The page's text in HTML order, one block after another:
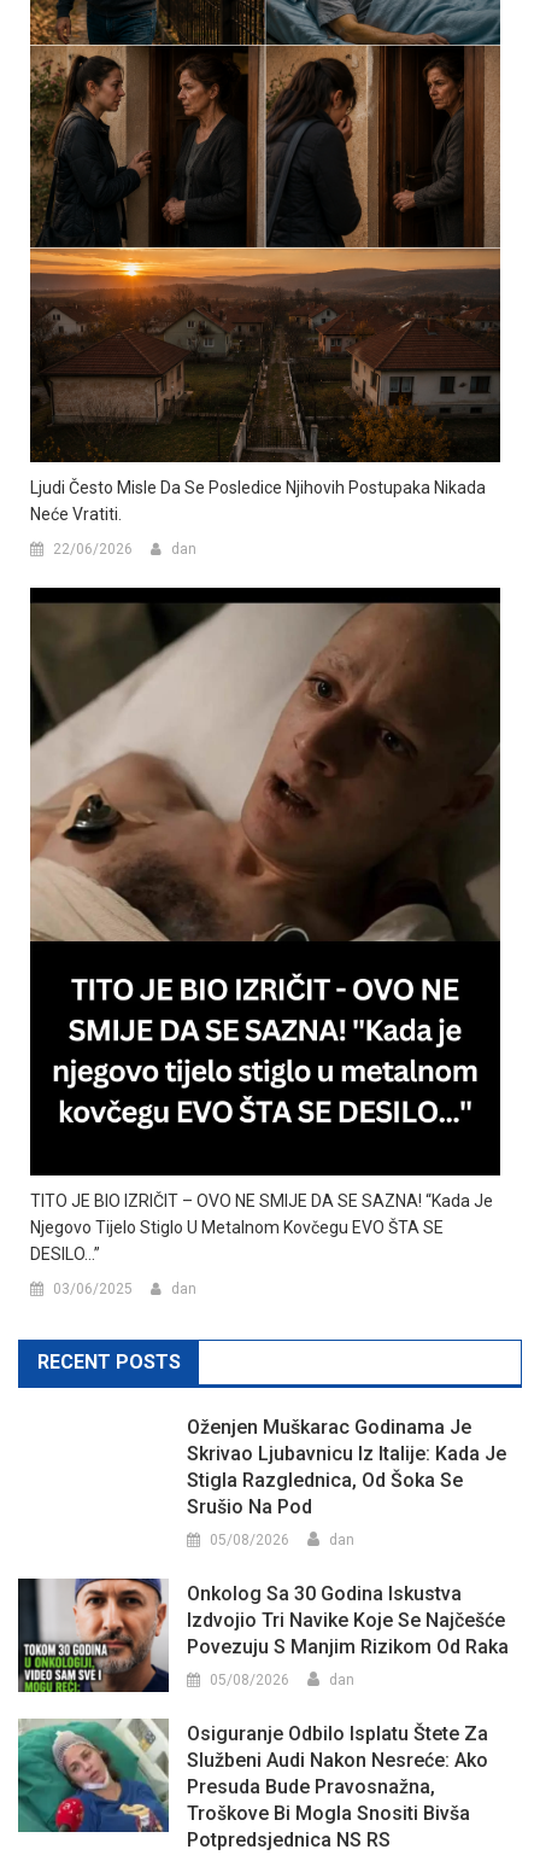
Ljudi Često Misle Da Se Posledice Njihovih Postupaka Nikada
Neće Vratiti.
22/06/2026 dan
TITO JE BIO IZRIČIT – OVO NE SMIJE DA SE SAZNA! “Kada Je
Njegovo Tijelo Stiglo U Metalnom Kovčegu EVO ŠTA SE
DESILO…”
03/06/2025 dan
RECENT POSTS
Oženjen Muškarac Godinama Je
Skrivao Ljubavnicu Iz Italije: Kada Je
Stigla Razglednica, Od Šoka Se
Srušio Na Pod
05/08/2026 dan
Onkolog Sa 30 Godina Iskustva
Izdvojio Tri Navike Koje Se Najčešće
Povezuju S Manjim Rizikom Od Raka
05/08/2026 dan
Osiguranje Odbilo Isplatu Štete Za
Službeni Audi Nakon Nesreće: Ako
Presuda Bude Pravosnažna,
Troškove Bi Mogla Snositi Bivša
Potpredsjednica NS RS